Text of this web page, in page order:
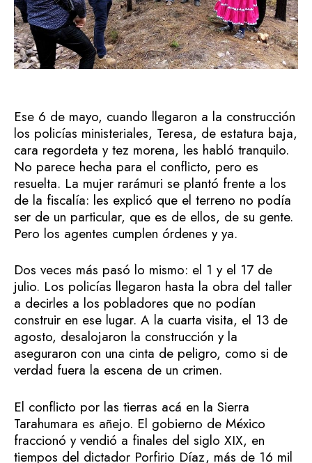
Ese 6 de mayo, cuando llegaron a la construcción
los policías ministeriales, Teresa, de estatura baja,
cara regordeta y tez morena, les habló tranquilo.
No parece hecha para el conflicto, pero es
resuelta. La mujer rarámuri se plantó frente a los
de la fiscalía: les explicó que el terreno no podía
ser de un particular, que es de ellos, de su gente.
Pero los agentes cumplen órdenes y ya.
Dos veces más pasó lo mismo: el 1 y el 17 de
julio. Los policías llegaron hasta la obra del taller
a decirles a los pobladores que no podían
construir en ese lugar. A la cuarta visita, el 13 de
agosto, desalojaron la construcción y la
aseguraron con una cinta de peligro, como si de
verdad fuera la escena de un crimen.
El conflicto por las tierras acá en la Sierra
Tarahumara es añejo. El gobierno de México
fraccionó y vendió a finales del siglo XIX, en
tiempos del dictador Porfirio Díaz, más de 16 mil